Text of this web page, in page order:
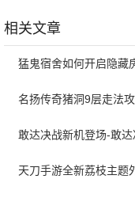
相关文章
猛鬼宿舍如何开启隐藏
名扬传奇猪洞9层走法
敢达决战新机登场-敢
天刀手游全新荔枝主题